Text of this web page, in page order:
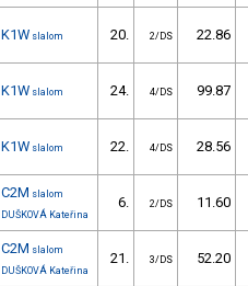
K1W slalom 20. 2/DS 22.86
K1W slalom 24. 4/DS 99.87
K1W slalom 22. 4/DS 28.56
C2M slalom
DUŠKOVÁ Kateřina
6. 2/DS 11.60
C2M slalom
DUŠKOVÁ Kateřina
21. 3/DS 52.20